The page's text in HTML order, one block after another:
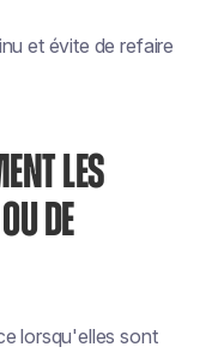
et évite de refaire
LES
DE
lorsqu'elles sont